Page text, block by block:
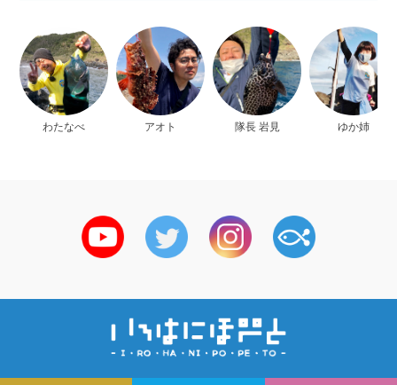
わたなべ アオト 隊長 岩見 ゆか姉